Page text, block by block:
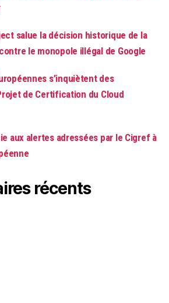
salue la décision historique de la
le monopole illégal de Google
s’inquiètent des
de Certification du Cloud
aux alertes adressées par le Cigref à
récents